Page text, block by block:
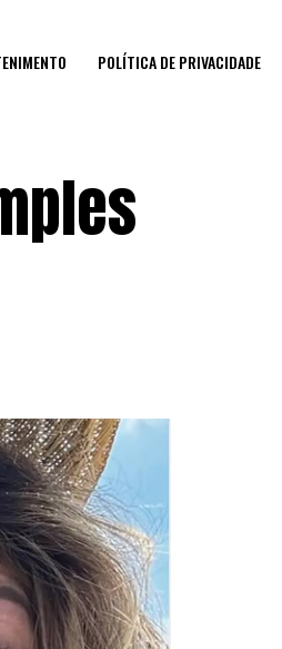
POLÍTICA DE PRIVACIDADE